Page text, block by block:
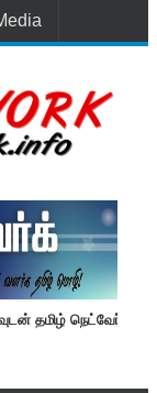
தமிழ் நெட்வேர்க்.